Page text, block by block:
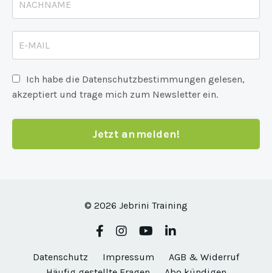
Ich habe die Datenschutzbestimmungen gelesen,
akzeptiert und trage mich zum Newsletter ein.
Jetzt anmelden!
© 2026 Jebrini Training
Datenschutz Impressum
AGB & Widerruf